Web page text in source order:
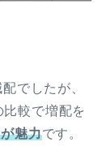
でしたが、
較で増配を
魅力です。